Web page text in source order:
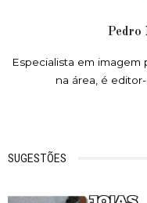
Pedro
Especialista em imagem
na área, é
SUGESTÕES